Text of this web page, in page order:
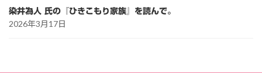
染井為人 氏の『ひきこもり家族』を読んで。
2026年3月17日